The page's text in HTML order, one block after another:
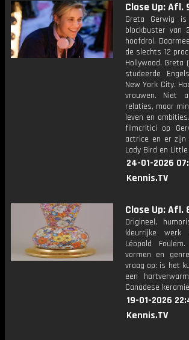
Close Up: Afl.
Greta Gerwig
blockbuster van
hoofdrol.
de slechts 12
Hollywood. Greta
studeerde
New York City.
vrouwen. Niet
relaties, maar
leven en
filmcritici op
actrice en er
Lady Bird en
24-01-2026
Kennis.TV
Close Up: Afl.
Origineel,
kleurrijke werk
Léopold
vormen en
vraag op: is het
een
Canadese
19-01-2026
Kennis.TV